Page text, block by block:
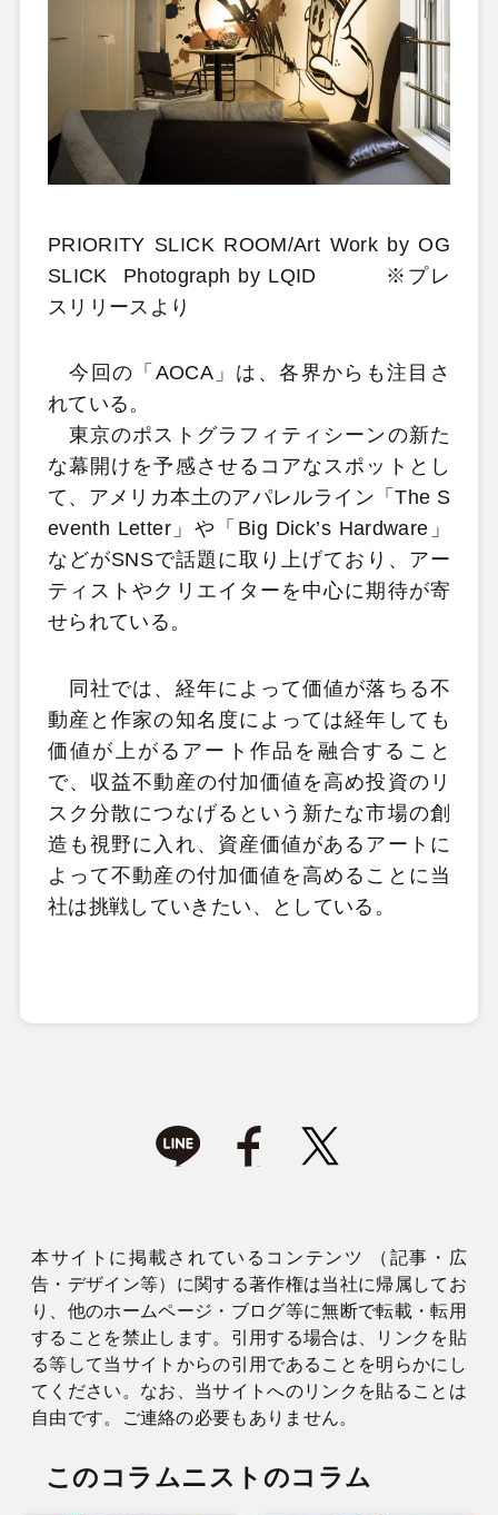
PRIORITY SLICK ROOM/Art Work by OG
SLICK Photograph by LQID ※プレ
スリリースより
今回の「AOCA」は、各界からも注目さ
れている。
東京のポストグラフィティシーンの新た
な幕開けを予感させるコアなスポットとし
て、アメリカ本土のアパレルライン「The S
eventh Letter」や「Big Dick’s Hardware」
などがSNSで話題に取り上げており、アー
ティストやクリエイターを中心に期待が寄
せられている。
同社では、経年によって価値が落ちる不
動産と作家の知名度によっては経年しても
価値が上がるアート作品を融合すること
で、収益不動産の付加価値を高め投資のリ
スク分散につなげるという新たな市場の創
造も視野に入れ、資産価値があるアートに
よって不動産の付加価値を高めることに当
社は挑戦していきたい、としている。
本サイトに掲載されているコンテンツ （記事・広
告・デザイン等）に関する著作権は当社に帰属してお
り、他のホームページ・ブログ等に無断で転載・転用
することを禁止します。引用する場合は、リンクを貼
る等して当サイトからの引用であることを明らかにし
てください。なお、当サイトへのリンクを貼ることは
自由です。ご連絡の必要もありません。
このコラムニストのコラム